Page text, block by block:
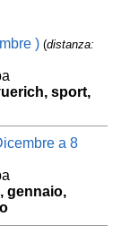
) (distanza:
sport,
a 8
gennaio,